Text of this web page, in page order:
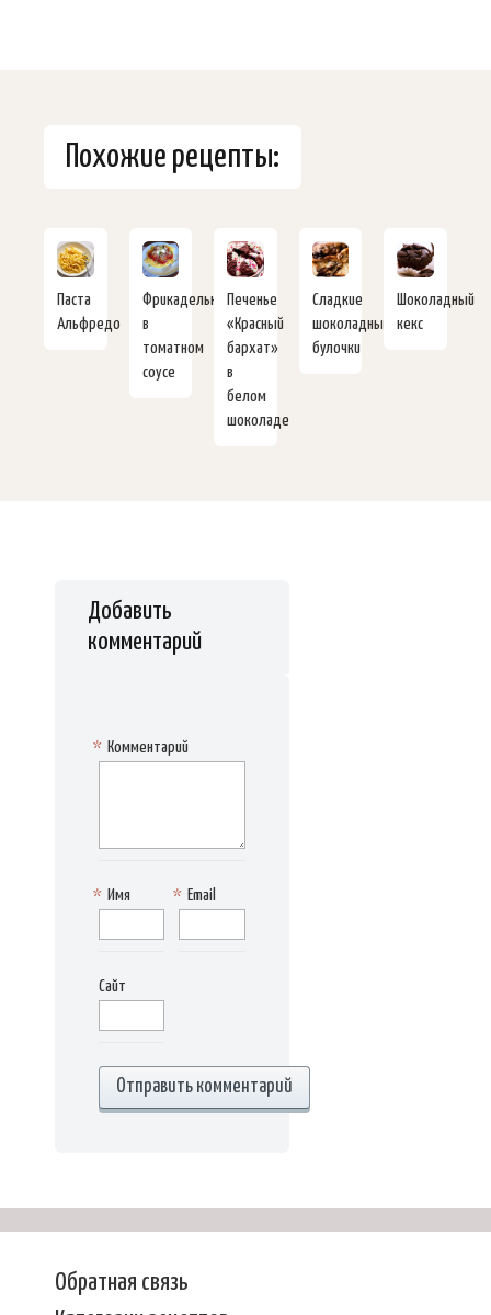
Похожие рецепты:
Паста
Альфредо
Фрикадельки
в
томатном
соусе
Печенье
«Красный
бархат»
в
белом
шоколаде
Сладкие
шоколадные
булочки
Шоколадный
кекс
Добавить
комментарий
Комментарий
*
Имя
* Email
*
Сайт
Обратная связь